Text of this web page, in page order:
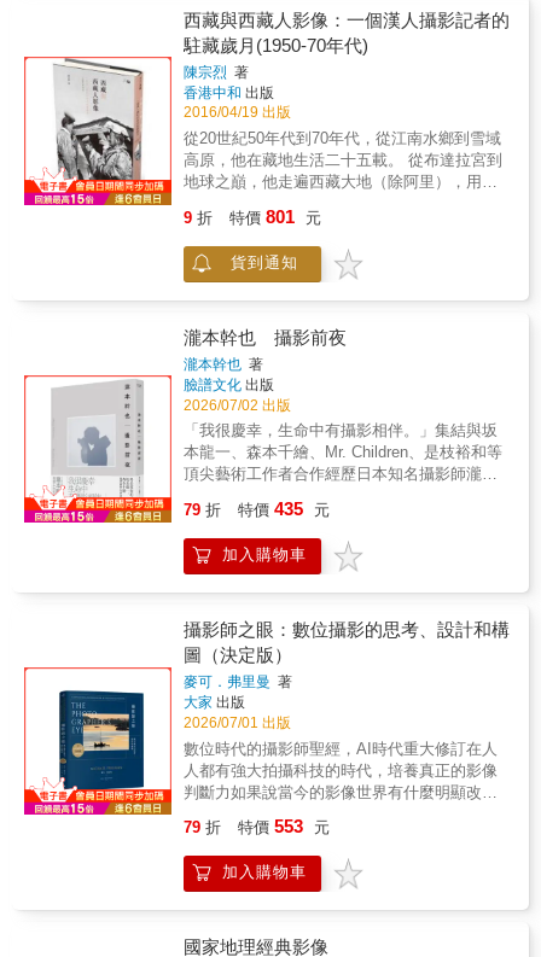
影史冊、具有崇高地位的他，過世40年，個人
生命的無解矛盾與反覆折騰，依然顯得模糊不
清、益加神祕。▌非典型的不尋常傳記任何書寫
都必須試圖回答，是什麼樣的內在驅力塑造了
藝術家展露於外的生命歷程？藉由歷史的複訪
與覆述，我們能有一些截然不同的敘事可能？
這本「非典型」的傳記，便是這樣的一次大膽
嘗試，作者Sam Stephenson成功地藉由某種偵
的檔案挖掘、散文筆法的舉重若輕，加上多重
角視野、配角不斷登場、充滿各種旁枝、且抗
拒線型敘事的「非典型」傳記，表面上雖不執
著深究於「攝影」一事，反而卻從史密斯生命
周遭的諸般「雜音」，宛如意識流地更純粹觸
及了這位重要攝影家──及其所屬時代──的某種
內在精神史。▌這些攝影名家，都是尤金‧史密
斯的門徒◎《塞爾瑪大遊行》作者詹姆斯‧卡羅
勒斯（James Karales）：「尤金認為，你可能
會拍到一張極有力量的照片，但若它不能放進
故事的情境配置，你就不能用那張照片。」◎
青年文化攝影經典《塔爾薩》的作者賴瑞‧克拉
克（Larry Clark）表示他十九歲時，曾拿自己
拍的一些私房照登門自薦。他將照片放在史密
斯腳下，然後離開。幾小時後，史密斯打來：
「立刻給我滾過來！」意思是：老子對你的照
斯看，史密斯看過後雙目泛淚，這些照片啟發
了他一系列的水俁病攝影計畫，並在日後拍出
了他最著名的作品《智子入浴》；森永純當時
為史密斯在日本時的攝影助手，而兩人也為彼
此的才華相知相惜。尤金‧史密斯曾拿著攝影機
在二次大戰深入戰區，出生入死拍出最赤裸的
影像以譴責戰爭；也曾深入日本鄉村，花三年
時間蹲點，並遭黑道攻擊受重傷，最後製作出
震撼世界的《水俁》攝影集。另一方面，他也
可能是膽敢公然對抗雜誌社體制的第一人，結
呈；卻也好幾次，雜誌社又不得不借重其才華
跪求他回鍋！▌歡迎光臨史密斯的爵士閣樓史密
斯是一位重度爵士樂迷，甚至有一次到攝影學
校演講，因整場都在講音樂完全沒提到攝影而
絕對不會」、「我的皮膚和街道的表象，在交
錯的那瞬間實在非常有趣」、「街道就是博物
館，劇場，圖書館，舞台」&hellip;&hellip;，大
師自剖創作時的感動瞬間與獨到見解。 ●第二
部「談攝影」──透過與吉田修一、中平卓馬、
田中長德、Homma Takashi&hellip;&hellip;到
荒木經惟，對談者每位都是日本藝文界赫赫有
名的大人物，從文學詩集到數位相機，多方位
地對照彼此間異中有同、同中有異的相對思
維。 【森山大道語錄】 街拍 我的皮膚和街道
的皮膚，那些都屬於表層的部份，在幾乎交錯
的那一瞬間有趣到超乎想像。也因此，我就是
街道的表象，我用攝影這樣的工具，把那些極
攝影家的攝影，只擁有和不斷流動的外界所產
生的相遇，也就是說拿著相機，惟獨在拍下的
那一瞬間我和外界交會、外界成為我的對象。
遊蕩 當我遊盪拍照時總會感知到各種事物，但
我從來沒有要去尋找拍攝對象的心情，完全沒
有。只要走著，全身的細胞就會向外伸展開
來，變成天線一般，被某些東西吸引過去。 獵
住了，毫無抗拒地，但是最後，對象也被我抓
是一個流動著慾望體液的慾望體。我的攝影，
就是進入新宿街道的體溫，既不擁抱、也不遠
離新宿微妙的異樣感。並不是什麼意識形態的
表現。 新宿是一個宛如變形蟲的地方，讓我感
覺到她就像生物般每天不斷地脫皮、蛻變，所
有人間的欲望在新宿當中像是食物鏈一般循
環，並且有它自己的氣息。就算時代和表面替
換了，新宿街道的本質是不會改變的，就像是
我對於攝影的體質也完全不會改變一樣。 東京
為什麼要到國外拍呢？我是這麼想著。巴黎就
交給巴黎的攝影家，紐約就交給紐約的攝影家
去拍吧，但是日本、東京，我們來拍。 都市 對
「街」、「巷」，我拍的東西就在那裡。所以
無論是多大的都市，我所拍攝的其實只是城市
表面的灰塵罷了。 黑白 我無法真正和攝影說再
至今，我以各種方法、方向創作攝影，我不斷
能拿來翻閱使用。 ▋讓作品變商品！&mdash;
料理甜點師∣花藝師∣咖啡師∣器物設計師∣餐桌布
置師∣軟裝風格師
&hellip;&hellip;&hellip;&hellip;..都需要的一堂
美感攝影課 &bull;學習用甜點解讀自然光 &bull;
透過食物擺盤展現美味 &bull;注意器皿的深淺
與釉色濃淡 &bull;和食器皿搭配洋食的反差趣
味 &bull;讓咖啡的香氣也能有畫面 &bull;用反光
&bull;讓花藝擁有絕美感的兩種光線 &bull;有人
瞬間拍攝 &bull;拍好戶外野餐的物件情境 ▋相
機、手機都適用&mdash; 「如實拍出心中想要
的畫面」攝影基礎教學 &bull;若想記錄生活，
該選哪種相機？ &bull;決定照片曝光的三大要
素？ &bull;拍攝日常生活時，建議採用手動曝
光 &bull;依據場景來設定白平衡 &bull;什麼是散
景，如何運用在日常場景？ &bull;散景的模糊
程度 &bull;根據拍攝的視角，決定鏡頭焦距
&bull;我的攝影器材 &bull;RAW 影像處理的基
礎知識 專業推薦 食物攝影師 ――Coya Lunch
不只是個攝影大叔――Charles 餐桌上的攝影師
――許峵誠 攝影自由接案&bull; IG食物攝影達
本書是完美的桌上攝影入門書，在各種場景下
都有相應的擺設指導和桌上攝影的關鍵秘訣，
CP值很高。 &bull;我買這本書是因為我在
餘愛好者來說很容易理解。而且每一張圖都很
美，雖然我只能用手機拍攝，但仍然有很多內
容可以參考，讀完後，我拍出來的照片和以前
完全不同了。 &
個人都能輕鬆學會捕捉瞬間美景的攝影技法，
培養專屬於你的攝影眼。書中以「旅行」為主
軸，將場景分門別類，仔細說明不同情境，該
如何拍出最具質感的美照。 & 最熱門的手機攝
影達人王小路用親切而容易理解的口吻，說明
熟悉光線對影像的影響、拍攝的主題、構圖基
本原理，教你如何解構一張好照片的元素，一
本書抵過數堂攝影課，抓住眼前最迷人的瞬
間。 & 本書特色 & ▲文字簡單易懂，不使用冷
僻艱深的專業字眼，讓新手也能輕鬆進入狀
可以一下子就看出調整後的差異。 ▲無論是小
景或大景，本書一次教你學會，買書等於上
課，超划算。 ▲以旅遊為整本書的企畫概念，
個人都有攝影眼，本書目的就是教你打開它，
西藏與西藏人影像：一個漢人攝影記者的
駐藏歲月(1950-70年代)
陳宗烈 著
香港中和 出版
2016/04/19 出版
從20世紀50年代到70年代，從江南水鄉到雪域
高原，他在藏地生活二十五載。 從布達拉宮到
地球之巔，他走遍西藏大地（除阿里），用鏡
制到和平解放，他親歷了西藏的風雲劇變，並
以新聞記者特有的敏銳，捕捉著那些不應被遺
忘的人和事。 一張張老照片，彷彿在敍述著一
9 折 特價 801 元
貨到通知
瀧本幹也 攝影前夜
瀧本幹也 著
臉譜文化 出版
2026/07/02 出版
「我很慶幸，生命中有攝影相伴。」集結與坂
本龍一、森本千繪、Mr. Children、是枝裕和等
頂尖藝術工作者合作經歷日本知名攝影師瀧本
家黃曦｜《釀電影》主編、文字工作者龍貓大
王｜影評moom bookshop──推薦瀧本幹也自
1998年成立獨立攝影工作室至今，已成為日本
和的《海街日記》、《舞妓家的料理人》等多
部影視作品，以及坂本龍一音樂劇拍攝主視
覺。《瀧本幹也 攝影前夜》收錄他超過80部
作品，除了記錄與日本頂尖創意工作者的合
作，也蒐羅他與Suntory天然水、TOYOTA、寶
礦力水得、Calorie Mate等知名品牌的平面廣告
作品。瀧本幹也細緻的創意執行，不乏許多在
數位時代看來，有點接近手工業的堅持。但他
以純熟的攝影技術與對視覺語言的掌握為基
底，成功透過不同相機與底片殊異的風格，表
求的平面視覺。本書是瀧本幹也出道至今的工
作手札，也是這些攝影工作的作品集結。同時
也是一名攝影師從拜師學藝到逐漸成熟，在一
歷程。
79 折 特價 435 元
加入購物車
攝影師之眼：數位攝影的思考、設計和構
圖（決定版）
麥可．弗里曼 著
大家 出版
2026/07/01 出版
數位時代的攝影師聖經，AI時代重大修訂在人
人都有強大拍攝科技的時代，培養真正的影像
判斷力如果說當今的影像世界有什麼明顯改
影像創作變得太過容易。拍照幾乎沒有門檻，
甚至不需要相機——人工智慧可以在幾秒內生
成一幅看似完美的畫面。當「製造影像」已如
這正是本書核心：攝影不只是紀錄，更是一種
79 折 特價 553 元
加入購物車
國家地理經典影像